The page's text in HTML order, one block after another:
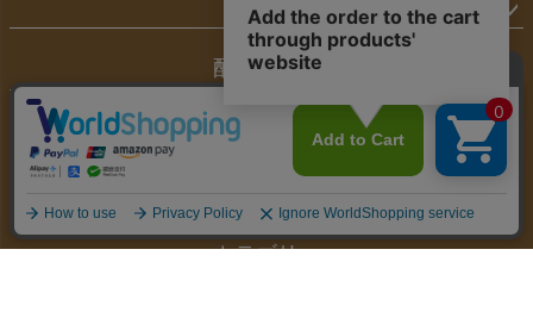
お支払い
配送・送料
返品・交換
カテゴリー